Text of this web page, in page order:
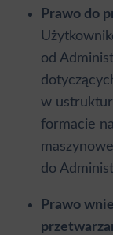
Prawo do
od
w
formacie
do
Prawo